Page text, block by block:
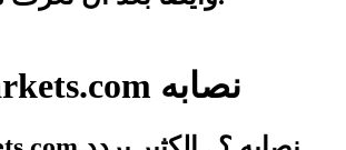
شركة Markets.com نصابه